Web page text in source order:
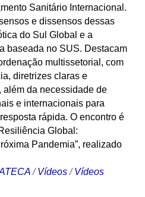
Sanitário Internacional.
e dissensos dessas
do Sul Global e a
baseada no SUS. Destacam
multissetorial, com
diretrizes claras e
além da necessidade de
e internacionais para
rápida. O encontro é
Global:
Pandemia”, realizado
/ Vídeos / Vídeos